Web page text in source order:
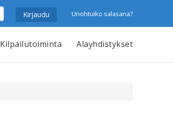
Unohtuiko salasana?
Kilpailutoiminta Alayhdistykset